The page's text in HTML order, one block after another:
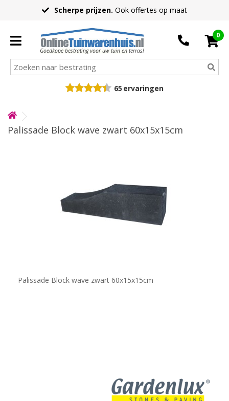
Scherpe prijzen. Ook offertes op maat
Goedkope bestrating voor uw tuin en terras!
0
65 ervaringen
Palissade Block wave zwart 60x15x15cm
Palissade Block wave zwart 60x15x15cm